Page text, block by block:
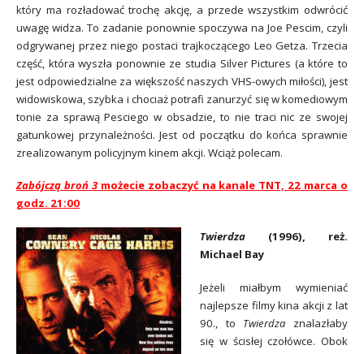
który ma rozładować trochę akcję, a przede wszystkim odwrócić
uwagę widza. To zadanie ponownie spoczywa na Joe Pescim, czyli
odgrywanej przez niego postaci trajkoczącego Leo Getza. Trzecia
część, która wyszła ponownie ze studia Silver Pictures (a które to
jest odpowiedzialne za większość naszych VHS-owych miłości), jest
widowiskowa, szybka i chociaż potrafi zanurzyć się w komediowym
tonie za sprawą Pesciego w obsadzie, to nie traci nic ze swojej
gatunkowej przynależności. Jest od początku do końca sprawnie
zrealizowanym policyjnym kinem akcji. Wciąż polecam.
Zabójczą broń 3możecie zobaczyć na kanale TNT, 22 marca o
godz. 21:00
Twierdza (1996), reż.
Michael Bay
Jeżeli miałbym wymieniać
najlepsze filmy kina akcji z lat
90., to Twierdza znalazłaby
się w ścisłej czołówce. Obok